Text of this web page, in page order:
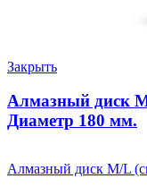
Закрыть
Алмазный диск
Диаметр 180 мм.
Алмазный диск M/L